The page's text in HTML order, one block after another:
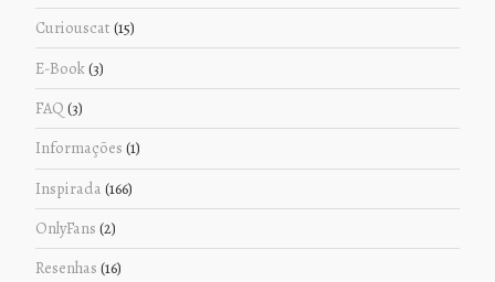
Curiouscat (15)
E-Book(3)
FAQ (3)
Informações (1)
Inspirada (166)
OnlyFans (2)
Resenhas (16)